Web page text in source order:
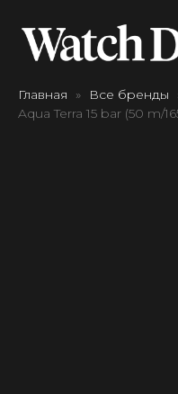
Главная Все бренды
Aqua Terra 15 bar (50 m/